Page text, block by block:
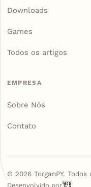
Downloads
Games
Todos os artigos
EMPRESA
Sobre Nós
Contato
© 2026TorganPY.
Desenvolvido por